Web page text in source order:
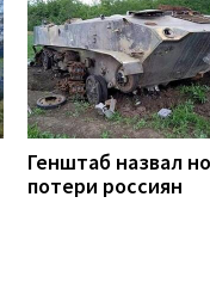
Генштаб назвал
потери россиян